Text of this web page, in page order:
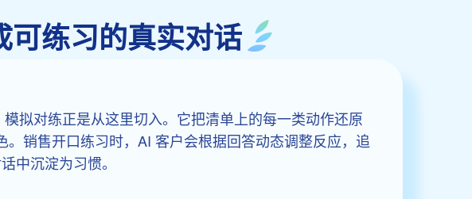
练习的真实对话
拟对练正是从这里切入。它把清单上的每一类动作还原
销售开口练习时，AI 客户会根据回答动态调整反应，追
中沉淀为习惯。